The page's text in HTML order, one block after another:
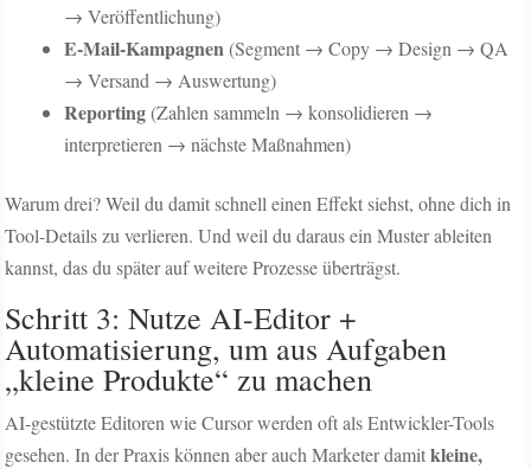
→ Veröffentlichung)
E-Mail-Kampagnen(Segment → Copy → Design → QA
→ Versand → Auswertung)
Reporting(Zahlen sammeln → konsolidieren →
interpretieren → nächste Maßnahmen)
Warum drei? Weil du damit schnell einen Effekt siehst, ohne dich in
Tool-Details zu verlieren. Und weil du daraus ein Muster ableiten
kannst, das du später auf weitere Prozesse überträgst.
Schritt 3: Nutze AI-Editor +
Automatisierung, um aus Aufgaben
„kleine Produkte“ zu machen
AI-gestützte Editoren wie Cursor werden oft als Entwickler-Tools
gesehen. In der Praxis können aber auch Marketer damitkleine,